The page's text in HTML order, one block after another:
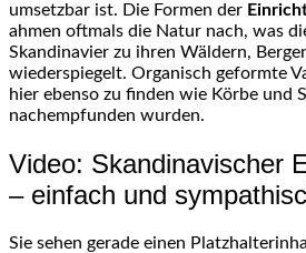
umsetzbar ist. Die Formen der
ahmen oftmals die Natur nach, was
Skandinavier zu ihren Wäldern,
wiederspiegelt. Organisch geformte
hier ebenso zu finden wie Körbe und
nachempfunden wurden.
Video: Skandinavischer
– einfach und
Sie sehen gerade einen